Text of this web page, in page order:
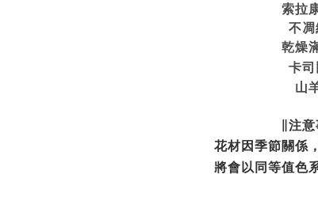
索拉
不
乾燥
卡
山
∥注
花材因季節關係
將會以同等值色